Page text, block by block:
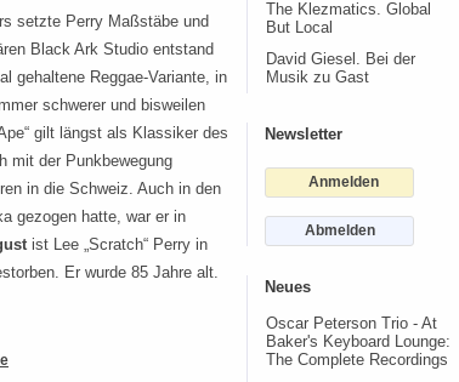
setzte Perry Maßstäbe und
Black Ark Studio entstand
gehaltene Reggae-Variante, in
schwerer und bisweilen
gilt längst als Klassiker des
mit der Punkbewegung
in die Schweiz. Auch in den
gezogen hatte, war er in
ist Lee „Scratch“ Perry in
Er wurde 85 Jahre alt.
The Klezmatics. Global
But Local
David Giesel. Bei der
Musik zu Gast
Newsletter
Anmelden
Abmelden
Neues
Oscar Peterson Trio - At
Baker's Keyboard Lounge:
The Complete Recordings